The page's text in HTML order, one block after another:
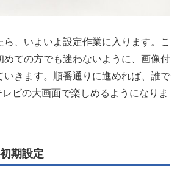
ら、いよいよ設定作業に入ります。こ
めての方でも迷わないように、画像付
いきます。順番通りに進めれば、誰で
ビの大画面で楽しめるようになりま
期設定